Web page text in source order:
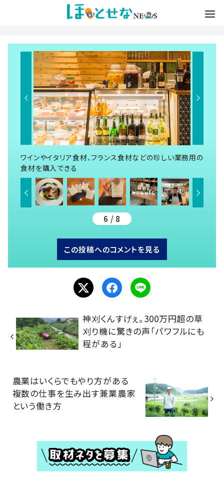
ワインやイタリア食材、フランス食材などの珍しい業務用の
食材を購入できる
6 / 8
この投稿へのコメントを見る
神刈くんすげぇ。300万円超の草
刈り機に驚きの声「パワフルにも
程がある」
農業はいくらでもやり方がある
複数の仕事を生み出す兼業農家
という働き方